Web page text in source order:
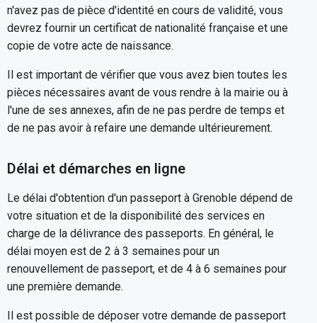
n'avez pas de pièce d'identité en cours de validité, vous
devrez fournir un certificat de nationalité française et une
copie de votre acte de naissance.
Il est important de vérifier que vous avez bien toutes les
pièces nécessaires avant de vous rendre à la mairie ou à
l'une de ses annexes, afin de ne pas perdre de temps et
de ne pas avoir à refaire une demande ultérieurement.
Délai et démarches en ligne
Le délai d'obtention d'un passeport à Grenoble dépend de
votre situation et de la disponibilité des services en
charge de la délivrance des passeports. En général, le
délai moyen est de 2 à 3 semaines pour un
renouvellement de passeport, et de 4 à 6 semaines pour
une première demande.
Il est possible de déposer votre demande de passeport